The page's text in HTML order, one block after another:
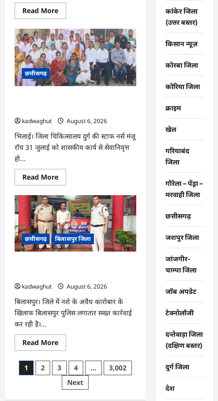
Read MoreRead
more
CG
:
अगले
3
दिन
भारी
बारिश
होने
का
छत्तीसगढ़
kadwaghut
August 6, 2026
भिलाई। जिला चिकित्सालय दुर्ग की स्टाफ नर्स मंजू
रॉय 31 जुलाई को शासकीय कार्य से सेवानिवृत्त
हो...
Read MoreRead
more
CG
:
हजारों
चेहरों
पर
मुस्कान
लाने
वाली
नर्स
…
छत्तीसगढ़ बिलासपुर जिला
kadwaghut
August 6, 2026
बिलासपुर। जिले में नशे के अवैध कारोबार के
खिलाफ बिलासपुर पुलिस लगातार सख्त कार्रवाई
कर रही है।...
Read MoreRead
more
CG
:
बिलासपुर
पुलिस
का
Posts
1 2 3 4 …
3,002
Next
कांकेर जिला
(उत्तर बस्तर)
किसान न्यूज़
कोरबा जिला
कोरिया जिला
क्राइम
खेल
गरियाबंद
जिला
गौरेला – पेंड्रा –
मरवाही जिला
छत्तीसगढ़
जशपुर जिला
जांजगीर-
चाम्पा जिला
जॉब अपडेट
टेक्नोलॉजी
दन्तेवाड़ा जिला
(दक्षिण बस्तर)
दुर्ग जिला
देश